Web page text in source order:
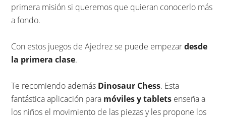
primera misión si queremos que quieran conocerlo más
a fondo.
Con estos juegos de Ajedrez se puede empezardesde
la primera clase.
Te recomiendo además Dinosaur Chess. Esta
fantástica aplicación para móviles y tablets enseña a
los niños el movimiento de las piezas y les propone los